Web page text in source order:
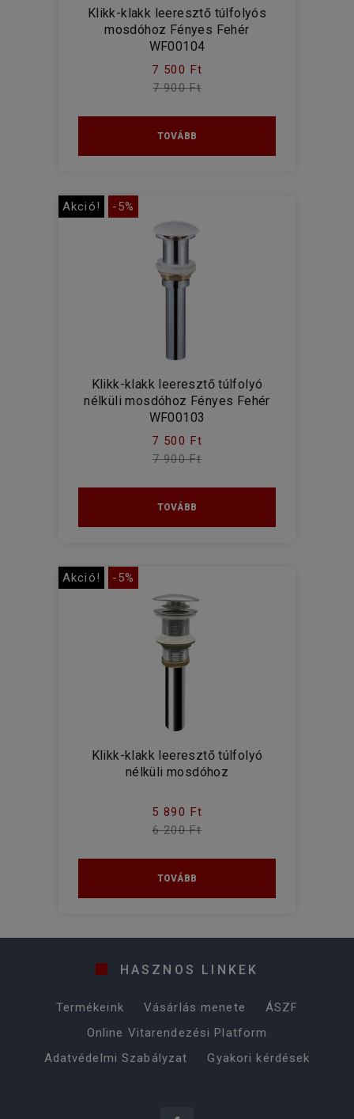
Klikk-klakk leeresztő túlfolyós
mosdóhoz Fényes Fehér
WF00104
7 500 Ft
7 900 Ft
TOVÁBB
Akció! -5%
Klikk-klakk leeresztő túlfolyó
nélküli mosdóhoz Fényes Fehér
WF00103
7 500 Ft
7 900 Ft
TOVÁBB
Akció! -5%
Klikk-klakk leeresztő túlfolyó
nélküli mosdóhoz
5 890 Ft
6 200 Ft
TOVÁBB
HASZNOS LINKEK
Termékeink Vásárlás menete
ÁSZF
Online Vitarendezési Platform
Adatvédelmi Szabályzat
Gyakori kérdések